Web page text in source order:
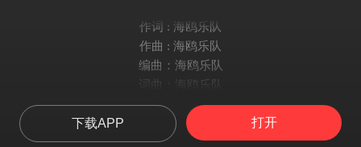
作词 : 海鸥乐队
作曲 : 海鸥乐队
编曲：海鸥乐队
词曲：海鸥乐队
我经常眺望着海洋
我紧握的手握不到船桨
我经常眺望着远方
下载APP 打开